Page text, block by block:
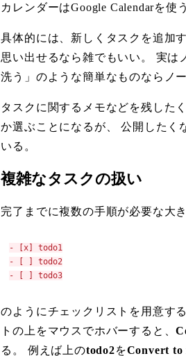
カレンダーはGoogle Calendarを使
具体的には、新しくタスクを追加
思い出せるなら雑でもいい。 実は
洗う」のような簡単なものならノ
タスクに関するメモなどを残した
か選ぶことになるが、 公開したく
いる。
複雑なタスクの扱い
完了までに複数の手順が必要な大
- [x] todo1
- [ ] todo2
- [ ] todo3
のようにチェックリストを用意す
トの上をマウスでホバーすると、
る。 例えば上のtodo2をConvert to